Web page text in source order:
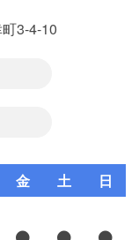
3-4-10
金 土
日